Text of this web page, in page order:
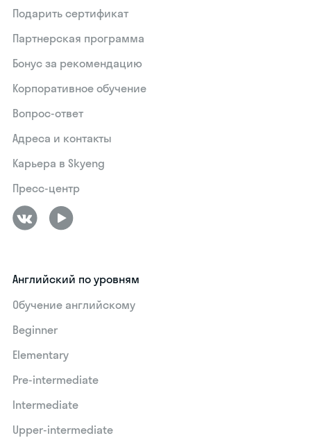
Подарить сертификат
Партнерская программа
Бонус за рекомендацию
Корпоративное обучение
Вопрос-ответ
Адреса и контакты
Карьера в Skyeng
Пресс-центр
Английский по уровням
Обучение английскому
Beginner
Elementary
Pre-intermediate
Intermediate
Upper-intermediate